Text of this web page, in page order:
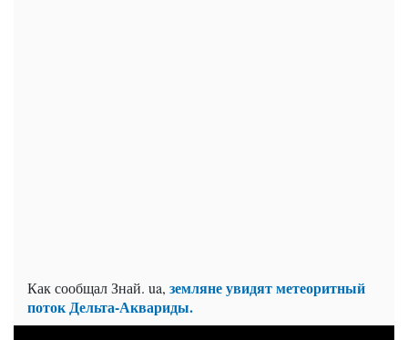
Как сообщал Знай. ua, земляне увидят метеоритный
поток Дельта-Аквариды.